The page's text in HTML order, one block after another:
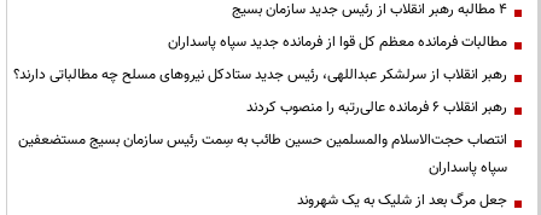
۴ مطالبه رهبر انقلاب از رئیس جدید سازمان بسیج
مطالبات فرمانده معظم کل قوا از فرمانده جدید سپاه پاسداران
رهبر انقلاب از سرلشکر عبداللهی، رئیس جدید ستادکل نیروهای مسلح چه مطالباتی دارند؟
رهبر انقلاب ۶ فرمانده عالی‌رتبه را منصوب کردند
انتصاب حجت‌الاسلام ‌والمسلمین حسین طائب به سِمت رئیس سازمان بسیج مستضعفین
سپاه پاسداران
جعل مرگ بعد از شلیک به یک شهروند